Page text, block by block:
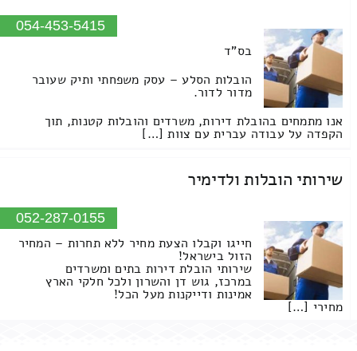
054-453-5415
בס"ד
הובלות הסלע – עסק משפחתי ותיק שעובר
מדור לדור.
אנו מתמחים בהובלת דירות, משרדים והובלות קטנות, תוך
הקפדה על עבודה עברית עם צוות […]
שירותי הובלות ולדימיר
052-287-0155
חייגו וקבלו הצעת מחיר ללא תחרות – המחיר
הזול בישראל!
שירותי הובלת דירות בתים ומשרדים
במרכז, גוש דן והשרון ולכל חלקי הארץ
אמינות ודייקנות מעל הכל!
מחירי […]